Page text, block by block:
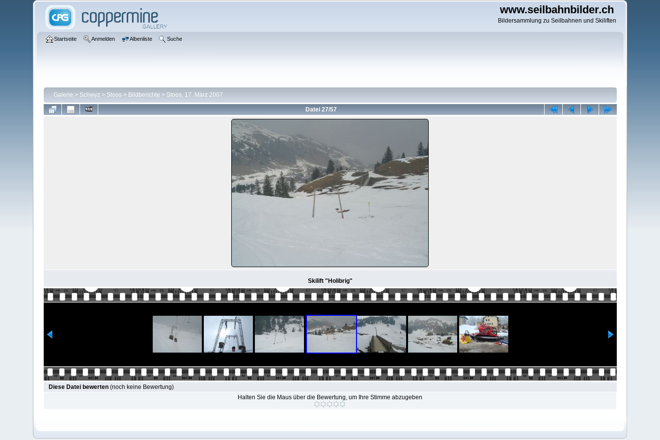
www.seilbahnbilder.ch
Bildersammlung zu Seilbahnen und Skiliften
Startseite Anmelden Albenliste Suche
Galerie > Schwyz> Stoos> Bildberichte > Stoos, 17. März 2007
Datei 27/57
Skilift "Holibrig"
Diese Datei bewerten(noch keine Bewertung)
Halten Sie die Maus über die Bewertung, um Ihre Stimme abzugeben